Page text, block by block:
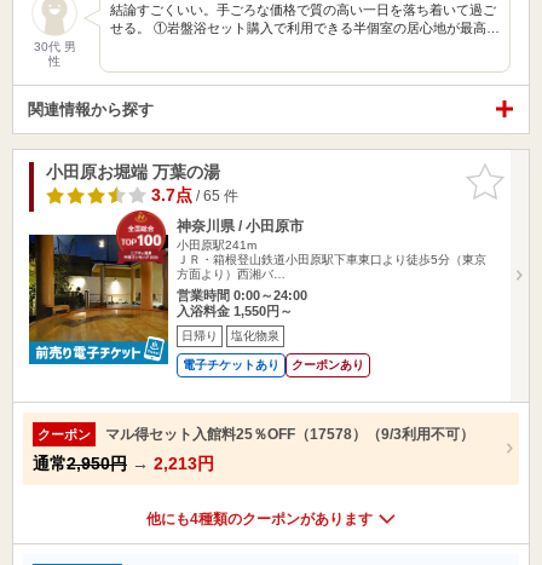
30代 男
性
結論すごくいい。手ごろな価格で質の高い一日を落ち着いて過ご
せる。 ①岩盤浴セット購入で利用できる半個室の居心地が最高…
関連情報から探す
お気に入
りに追加
小田原お堀端 万葉の湯
3.7点/ 65 件
神奈川県 / 小田原市
小田原駅241m
ＪＲ・箱根登山鉄道小田原駅下車東口より徒歩5分（東京
方面より）西湘バ…
営業時間 0:00～24:00
入浴料金 1,550円～
日帰り 塩化物泉
電子チケットあり クーポンあり
クーポン マル得セット入館料25％OFF（17578）（9/3利用不可）
通常2,950円 → 2,213円
他にも4種類のクーポンがあります